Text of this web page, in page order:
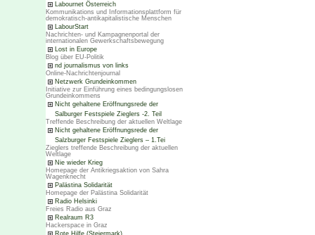
Labournet Österreich
Kommunikations und Informationsplattform für
demokratisch-antikapitalistische Menschen
LabourStart
Nachrichten- und Kampagnenportal der
internationalen Gewerkschaftsbewegung
Lost in Europe
Blog über EU-Politik
nd journalismus von links
Online-Nachrichtenjournal
Netzwerk Grundeinkommen
Initiative zur Einführung eines bedingungslosen
Grundeinkommens
Nicht gehaltene Eröffnungsrede der
Salburger Festspiele Zieglers -2. Teil
Treffende Beschreibung der aktuellen Weltlage
Nicht gehaltene Eröffnungsrede der
Salzburger Festspiele Zieglers – 1.Tei
Zieglers treffende Beschreibung der aktuellen
Weltlage
Nie wieder Krieg
Homepage der Antikriegsaktion von Sahra
Wagenknecht
Palästina Solidarität
Homepage der Palästina Solidarität
Radio Helsinki
Freies Radio aus Graz
Realraum R3
Hackerspace in Graz
Rote Hilfe (Steiermark)